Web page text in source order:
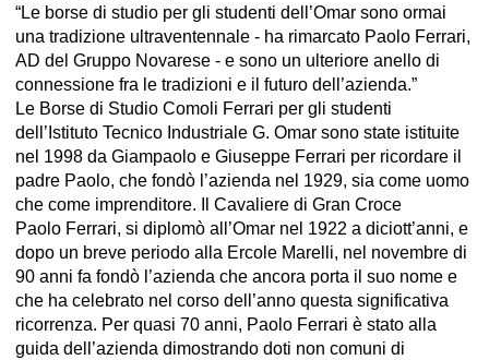
“Le borse di studio per gli studenti dell’Omar sono ormai
una tradizione ultraventennale - ha rimarcato Paolo Ferrari,
AD del Gruppo Novarese - e sono un ulteriore anello di
connessione fra le tradizioni e il futuro dell’azienda.”
Le Borse di Studio Comoli Ferrari per gli studenti
dell’Istituto Tecnico Industriale G. Omar sono state istituite
nel 1998 da Giampaolo e Giuseppe Ferrari per ricordare il
padre Paolo, che fondò l’azienda nel 1929, sia come uomo
che come imprenditore. Il Cavaliere di Gran Croce
Paolo Ferrari, si diplomò all’Omar nel 1922 a diciott’anni, e
dopo un breve periodo alla Ercole Marelli, nel novembre di
90 anni fa fondò l’azienda che ancora porta il suo nome e
che ha celebrato nel corso dell’anno questa significativa
ricorrenza. Per quasi 70 anni, Paolo Ferrari è stato alla
guida dell’azienda dimostrando doti non comuni di